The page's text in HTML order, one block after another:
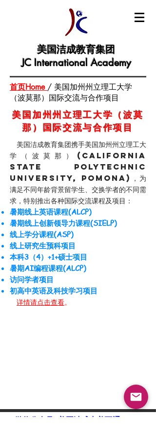
美国洁成教育集团
JC International Academy
首页Home / 美国加州州立理工大学
（波莫那）国际交流与合作项目
美国加州州立理工大学（波莫
那）国际交流与合作项目
美国洁成教育集团携手美国加州州立理工大
学（波莫那）(California
State Polytechnic
University, Pomona)，为
满足不同年龄背景留学生、交换学者的不同需
求，特别推出各种国际交流课程及项目：
暑期线上英语课程(ALCP)
暑期线上创新领导力课程(SIELP)
线上学分课程(ASP)
线上研究生预科项目
本科3（4）+1+硕士项目
暑期AI编程课程(ALCP)
访问学者项目
初高中英语及科技学习项目
详情请点击查看。
微信公众号: 美国洁成中美互通